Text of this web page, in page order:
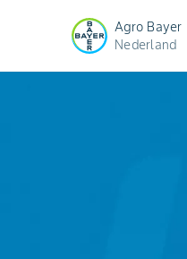
Agro Bayer
Nederland